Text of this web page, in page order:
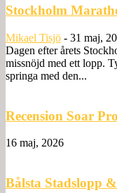
Stockholm
Mikael Tisjö - 31 maj,
Dagen efter årets
missnöjd med ett lopp.
springa med den...
Recension Soar
16 maj, 2026
Bålsta Stadslopp